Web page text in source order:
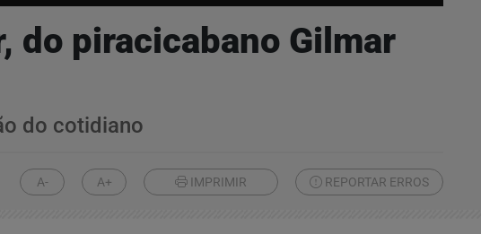
do piracicabano Gilmar
do cotidiano
A- A+ IMPRIMIR REPORTAR ERROS